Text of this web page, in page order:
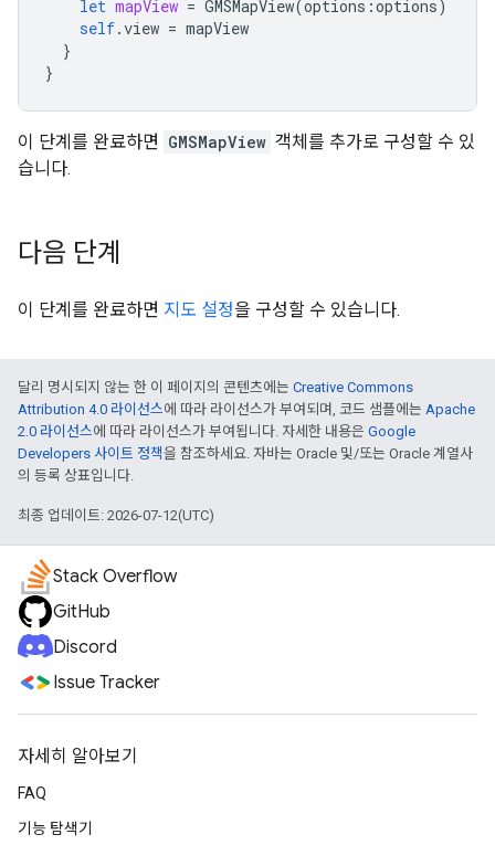
let mapView = GMSMapView(options :options)
self.view = mapView
}
}
이 단계를 완료하면 GMSMapView 객체를 추가로 구성할 수 있
습니다.
다음 단계
이 단계를 완료하면 지도 설정을 구성할 수 있습니다.
달리 명시되지 않는 한 이 페이지의 콘텐츠에는 Creative Commons
Attribution 4.0 라이선스에 따라 라이선스가 부여되며, 코드 샘플에는 Apache
2.0 라이선스에 따라 라이선스가 부여됩니다. 자세한 내용은 Google
Developers 사이트 정책을 참조하세요. 자바는 Oracle 및/또는 Oracle 계열사
의 등록 상표입니다.
최종 업데이트: 2026-07-12(UTC)
Stack Overflow
GitHub
Discord
Issue Tracker
자세히 알아보기
FAQ
기능 탐색기